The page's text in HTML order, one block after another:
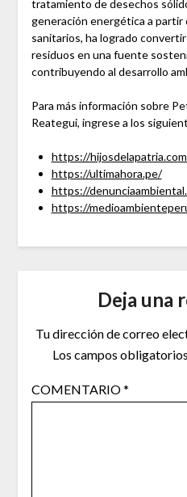
tratamiento de desechos
generación energética a partir
sanitarios, ha logrado
residuos en una fuente
contribuyendo al desarrollo
Para más información sobre
Reategui, ingrese a los
https://hijosdelapatria.co
https://ultimahora.pe/
https://
https://
Deja una
Tu dirección de correo
Los campos
COMENTARIO*